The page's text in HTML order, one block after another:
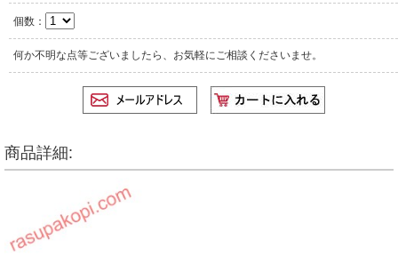
個数：
何か不明な点等ございましたら、お気軽にご相談くださいませ。
商品詳細: